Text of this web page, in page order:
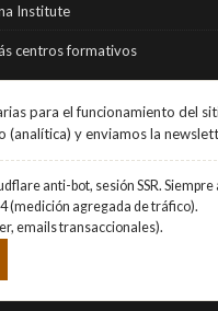
Institute
centros formativos
para el funcionamiento del
y enviamos la
anti-bot, sesión SSR. Siempre
(medición agregada de tráfico).
emails transaccionales).